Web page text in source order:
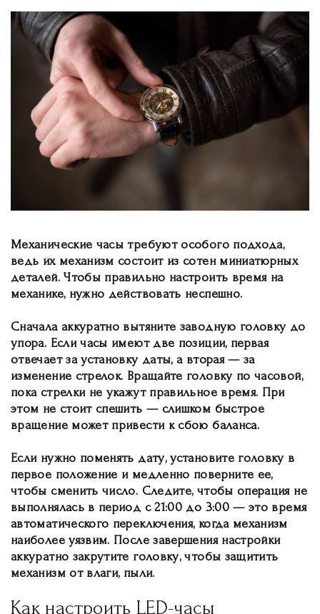
Механические часы требуют особого подхода,
ведь их механизм состоит из сотен миниатюрных
деталей. Чтобы правильно настроить время на
механике, нужно действовать неспешно.
Сначала аккуратно вытяните заводную головку до
упора. Если часы имеют две позиции, первая
отвечает за установку даты, а вторая — за
изменение стрелок. Вращайте головку по часовой,
пока стрелки не укажут правильное время. При
этом не стоит спешить — слишком быстрое
вращение может привести к сбою баланса.
Если нужно поменять дату, установите головку в
первое положение и медленно поверните ее,
чтобы сменить число. Следите, чтобы операция не
выполнялась в период с 21:00 до 3:00 — это время
автоматического переключения, когда механизм
наиболее уязвим. После завершения настройки
аккуратно закрутите головку, чтобы защитить
механизм от влаги, пыли.
Как настроить LED-часы